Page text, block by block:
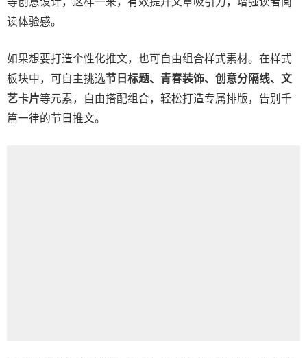
读体验感。
如果想要打造个性化推文，也可自由组合样式素材。在样式
板块中，可自主挑选节日标题、青春装饰、创意分隔线、文
艺卡片等元素，自由搭配组合，轻松打造专属排版，告别千
篇一律的节日推文。